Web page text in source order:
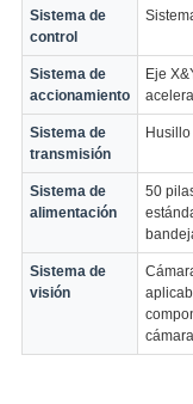
Sistema de
control
Sistema de
accionamiento
Eje
Sistema de
transmisión
Sistema de
alimentación
50
Sistema de
visión